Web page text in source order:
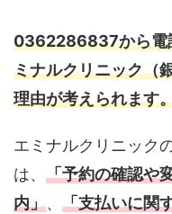
0362286837から電
ミナルクリニック（
理由が考えられます
エミナルクリニック
は、 「予約の確認や
内」、 「支払いに関